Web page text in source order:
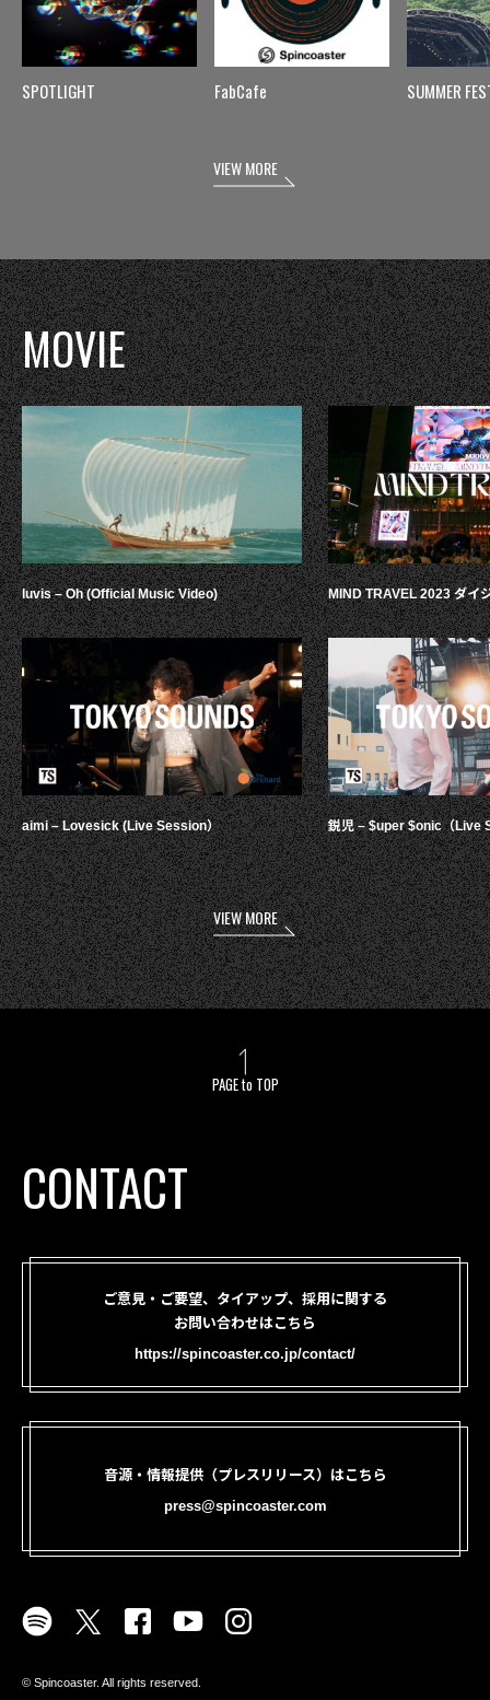
SPOTLIGHT FabCafe SUMMER
VIEW MORE
MOVIE
luvis – Oh (Official Music Video)
aimi – Lovesick (Live Session）
MIND TRAVEL 2023 ダイ
鋭児 – $uper $onic（Live
VIEW MORE
PAGE to TOP
CONTACT
ご意見・ご要望、タイアップ、採用に関する
お問い合わせはこちら
https://spincoaster.co.jp/contact/
音源・情報提供（プレスリリース）はこちら
press@spincoaster.com
©︎ Spincoaster. All rights reserved.